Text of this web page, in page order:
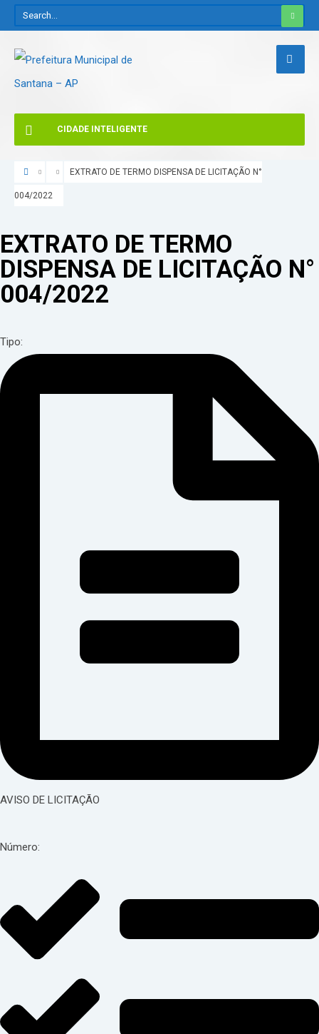
CIDADE INTELIGENTE
EXTRATO DE TERMO DISPENSA DE LICITAÇÃO N°
004/2022
EXTRATO DE TERMO
DISPENSA DE LICITAÇÃO N°
004/2022
Tipo:
AVISO DE LICITAÇÃO
Número: